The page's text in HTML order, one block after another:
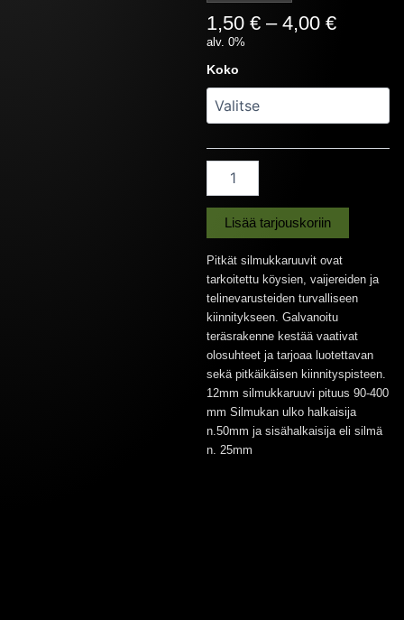
1,50€ – 4,00€
4,00 €
alv. 0%
Koko
Silmukkaruuvi
12mm
90-
400mm
Lisää tarjouskoriin
Pitkät silmukkaruuvit ovat
tarkoitettu köysien, vaijereiden ja
telinevarusteiden turvalliseen
kiinnitykseen. Galvanoitu
teräsrakenne kestää vaativat
olosuhteet ja tarjoaa luotettavan
sekä pitkäikäisen kiinnityspisteen.
12mm silmukkaruuvi pituus 90-400
mm Silmukan ulko halkaisija
n.50mm ja sisähalkaisija eli silmä
n. 25mm